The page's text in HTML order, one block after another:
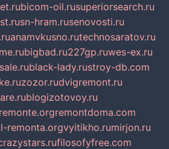
bicom-oil.rusuperiorsearch.ru
sn-hram.rusenovosti.ru
anamvkusno.rutechnosaratov.ru
bigbad.ru227gp.ruwes-ex.ru
black-lady.rustroy-db.com
zozor.rudvigremont.ru
blogizotovoy.ru
remontdoma.com
remonta.orgvyitikho.rumirjon.ru
filosofyfree.com